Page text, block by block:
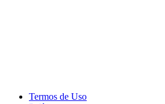
Termos de Uso